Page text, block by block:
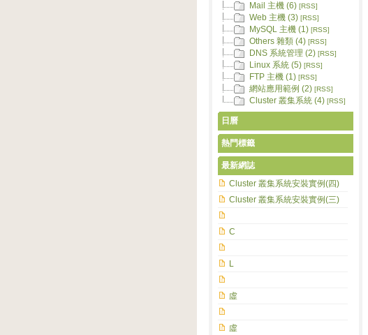
Mail 主機 (6) [RSS]
Web 主機 (3) [RSS]
MySQL 主機 (1) [RSS]
Others 雜類 (4) [RSS]
DNS 系統管理 (2) [RSS]
Linux 系統 (5) [RSS]
FTP 主機 (1) [RSS]
網站應用範例 (2) [RSS]
Cluster 叢集系統 (4) [RSS]
日曆
熱門標籤
最新網誌
Cluster 叢集系統安裝實例(四)
Cluster 叢集系統安裝實例(三)
C
L
虛
虛